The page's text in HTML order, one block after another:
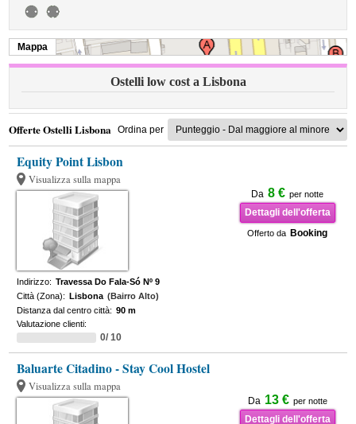
Mappa
Ostelli low cost a Lisbona
Offerte Ostelli Lisbona Ordina per
Equity Point Lisbon
Visualizza sulla mappa
Da 8 € per notte
Dettagli dell'offerta
Offerto da Booking
Indirizzo: Travessa Do Fala-Só Nº 9
Città (Zona): Lisbona (Bairro Alto)
Distanza dal centro città: 90 m
Valutazione clienti:
0/ 10
Baluarte Citadino - Stay Cool Hostel
Visualizza sulla mappa
Da 13 € per notte
Dettagli dell'offerta